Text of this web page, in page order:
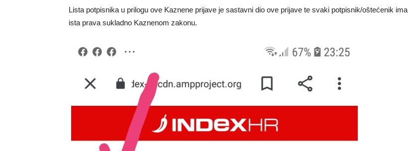
Lista potpisnika u prilogu ove Kaznene prijave je sastavni dio ove prijave te svaki potpisnik/oštećenik ima
ista prava sukladno Kaznenom zakonu.